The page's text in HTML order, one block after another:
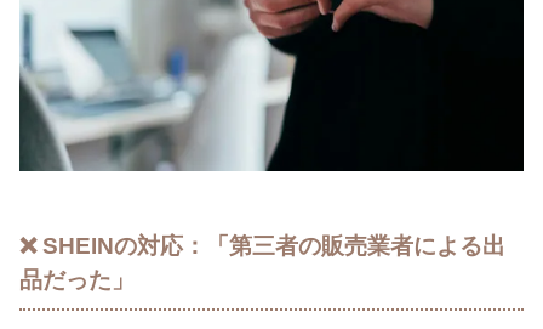
❌ SHEINの対応：「第三者の販売業者による出
品だった」